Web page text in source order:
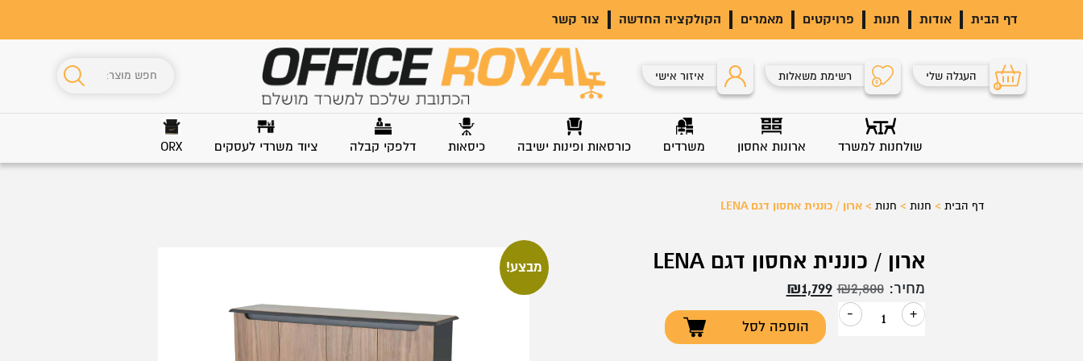
דף הבית אודות חנות פרויקטים מאמרים הקולקציה החדשה צור קשר
0
העגלה שלי 0 רשימת משאלות איזור אישי
שולחנות למשרד ארונות אחסון משרדים כורסאות ופינות ישיבה כיסאות דלפקי קבלה ציוד משרדי לעסקים ORX
דף הבית> חנות> חנות> ארון / כוננית אחסון דגם LENA
ארון / כוננית אחסון דגם LENA
מחיר: ₪2,800
המחיר
המקורי
היה:
₪1,799
הנוכחי
הוא:
+
כמות
-
הוספה לסל
מבצע!